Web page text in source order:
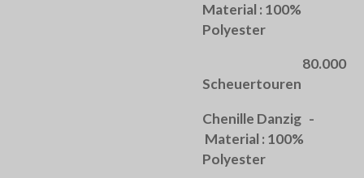
Material : 100%
Polyester
80.000
Scheuertouren
Chenille Danzig -
Material : 100%
Polyester